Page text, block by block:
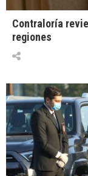
Contraloría
regiones